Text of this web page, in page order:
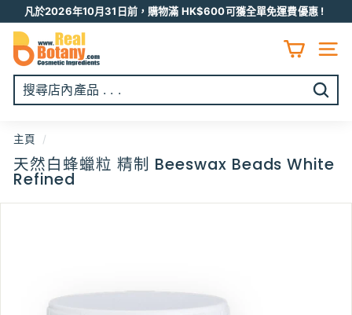
至
凡於2026年10月31日前，購物滿 HK$600可獲全單免運費優惠 !
R
E
A
L
O
T
A
N
Y
網頁
開
主頁 /
天然白蜂蠟粒 精制 Beeswax Beads White
Refined